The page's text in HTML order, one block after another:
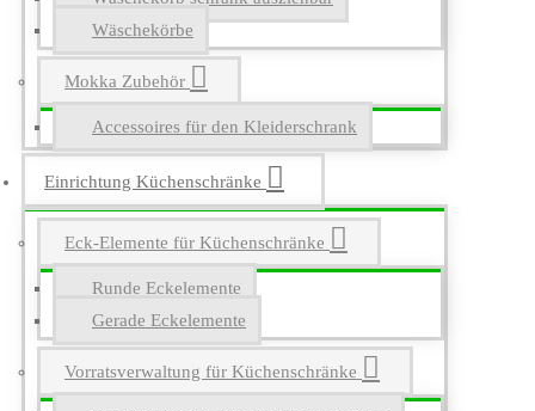
Wäschekörbe
Mokka Zubehör
Accessoires für den Kleiderschrank
Einrichtung Küchenschränke
Eck-Elemente für Küchenschränke
Runde Eckelemente
Gerade Eckelemente
Vorratsverwaltung für Küchenschränke